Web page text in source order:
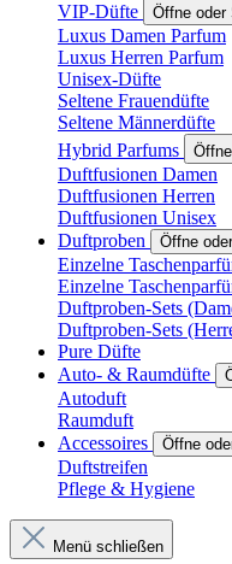
VIP-Düfte Öffne oder
Luxus Damen Parfum
Luxus Herren Parfum
Unisex-Düfte
Seltene Frauendüfte
Seltene Männerdüfte
Hybrid Parfums
Duftfusionen Damen
Duftfusionen Herren
Duftfusionen Unisex
Duftproben
Öffne
Einzelne
Einzelne
Duftproben-Sets
Duftproben-Sets
Pure Düfte
Auto- & Raumdüfte
Autoduft
Raumduft
Accessoires
Öffne
Duftstreifen
Pflege & Hygiene
Menü schließen